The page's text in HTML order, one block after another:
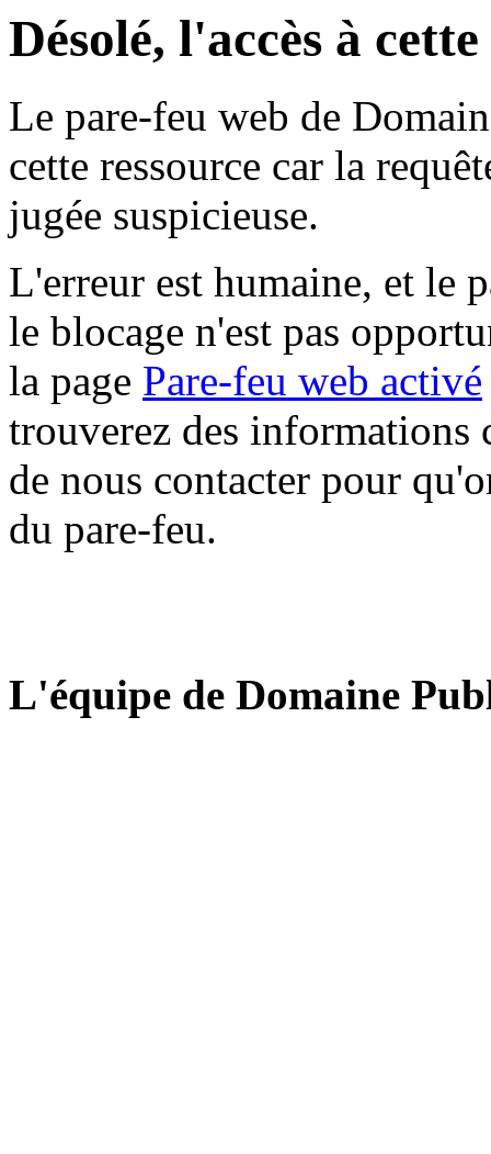
Désolé, l'accès à
Le pare-feu web de
cette ressource car la
jugée suspicieuse.
L'erreur est humaine, et le
le blocage n'est pas
la page Pare-feu web activé
trouverez des informations
de nous contacter pour
du pare-feu.
L'équipe de Domaine